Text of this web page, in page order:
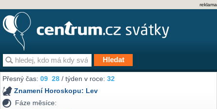
reklama
Přesný čas:09 28 / týden v roce:32
Znamení Horoskopu: Lev
Fáze měsíce: